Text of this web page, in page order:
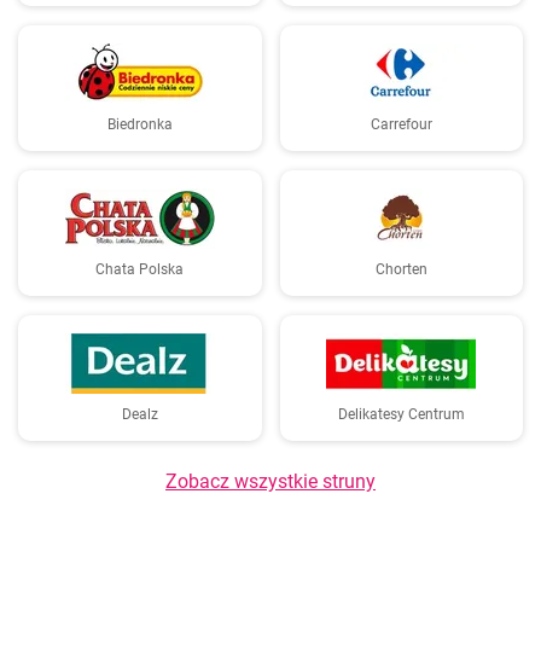
Biedronka Carrefour
Chata Polska Chorten
Dealz Delikatesy Centrum
Zobacz wszystkie struny